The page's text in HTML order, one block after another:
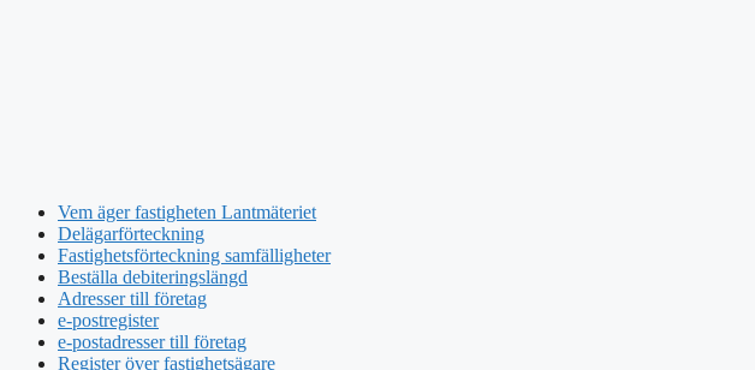
Vem äger fastigheten Lantmäteriet
Delägarförteckning
Fastighetsförteckning samfälligheter
Beställa debiteringslängd
Adresser till företag
e-postregister
e-postadresser till företag
Register över fastighetsägare